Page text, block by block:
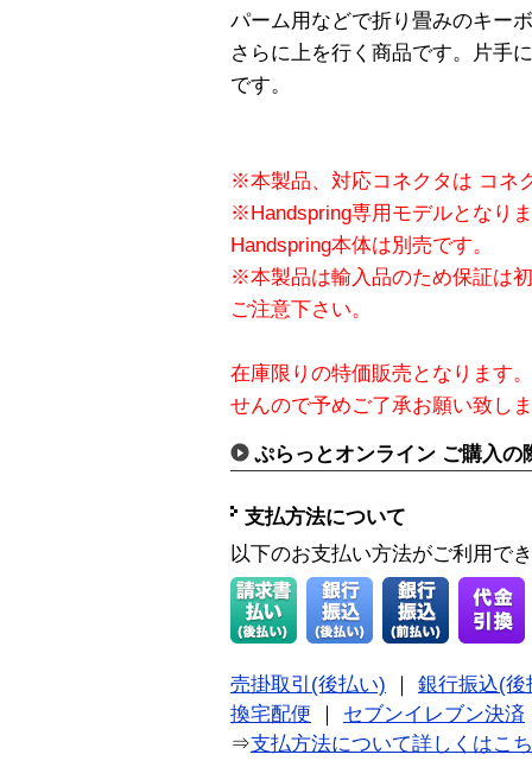
パーム用などで折り畳みのキー
さらに上を行く商品です。片手
です。
※本製品、対応コネクタは コネ
※Handspring専用モデルとなり
Handspring本体は別売です。
※本製品は輸入品のため保証は
ご注意下さい。
在庫限りの特価販売となります
せんので予めご了承お願い致し
ぷらっとオンライン ご購入の
支払方法について
以下のお支払い方法がご利用で
売掛取引(後払い)
銀行振込(後
換宅配便
セブンイレブン決済
⇒支払方法について詳しくはこ